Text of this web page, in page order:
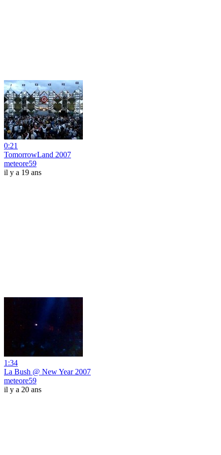
0:21
TomorrowLand 2007
meteore59
il y a 19 ans
1:34
La Bush @ New Year 2007
meteore59
il y a 20 ans